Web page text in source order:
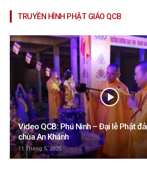
TRUYỀN HÌNH PHẬT GIÁO QCB
Video QCB: Phú Ninh – Đại lễ Phật
chùa An Khánh
11 Tháng 5, 2025